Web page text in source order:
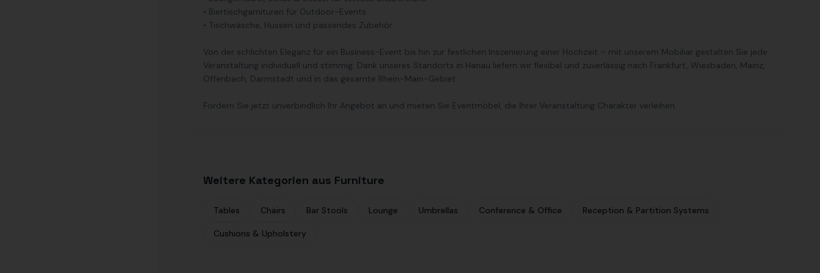
• Biertischgarnituren für Outdoor-Events
• Tischwäsche, Hussen und passendes Zubehör
Von der schlichten Eleganz für ein Business-Event bis hin zur festlichen Inszenierung einer Hochzeit – mit unserem Mobiliar gestalten Sie jede
Veranstaltung individuell und stimmig. Dank unseres Standorts in Hanau liefern wir flexibel und zuverlässig nach Frankfurt, Wiesbaden, Mainz,
Offenbach, Darmstadt und in das gesamte Rhein-Main-Gebiet.
Fordern Sie jetzt unverbindlich Ihr Angebot an und mieten Sie Eventmöbel, die Ihrer Veranstaltung Charakter verleihen.
Weitere Kategorien aus Furniture
Tables Chairs Bar Stools Lounge Umbrellas Conference & Office Reception & Partition Systems
Cushions & Upholstery